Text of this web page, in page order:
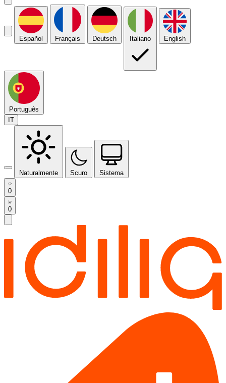
Español Français Deutsch Italiano English
Português
IT
Naturalmente Scuro Sistema
0
0